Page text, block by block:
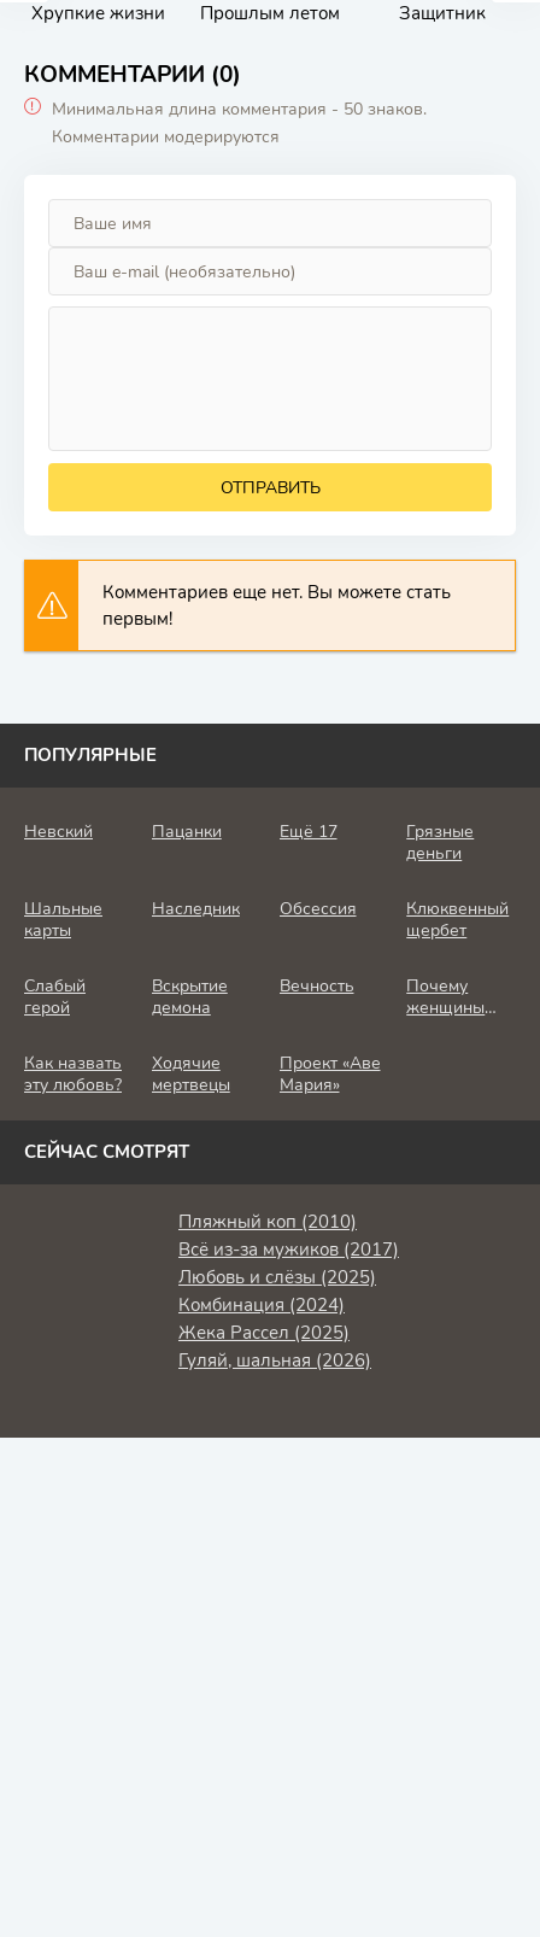
Хрупкие жизни Прошлым летом Защитник
КОММЕНТАРИИ (0)
Минимальная длина комментария - 50 знаков.
Комментарии модерируются
ОТПРАВИТЬ
Комментариев еще нет. Вы можете стать
первым!
ПОПУЛЯРНЫЕ
Невский Пацанки Ещё 17
Грязные
деньги
Шальные
карты
Наследник Обсессия
Клюквенный
щербет
Слабый
герой
Вскрытие
демона
Вечность
Почему
женщины
Как назвать
эту любовь?
Ходячие
мертвецы
Проект «Аве
Мария»
СЕЙЧАС СМОТРЯТ
Пляжный коп (2010)
Всё из-за мужиков (2017)
Любовь и слёзы (2025)
Комбинация (2024)
Жека Рассел (2025)
Гуляй, шальная (2026)